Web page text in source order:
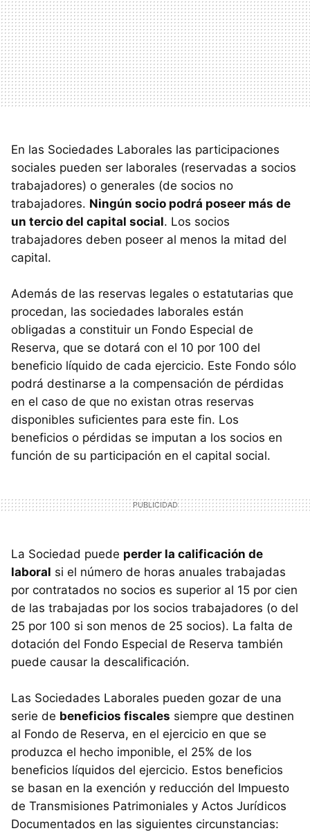
En las Sociedades Laborales las participaciones
sociales pueden ser laborales (reservadas a socios
trabajadores) o generales (de socios no
trabajadores. Ningún socio podrá poseer más de
un tercio del capital social. Los socios
trabajadores deben poseer al menos la mitad del
capital.
Además de las reservas legales o estatutarias que
procedan, las sociedades laborales están
obligadas a constituir un Fondo Especial de
Reserva, que se dotará con el 10 por 100 del
beneficio líquido de cada ejercicio. Este Fondo sólo
podrá destinarse a la compensación de pérdidas
en el caso de que no existan otras reservas
disponibles suficientes para este fin. Los
beneficios o pérdidas se imputan a los socios en
función de su participación en el capital social.
La Sociedad puede perder la calificación de
laboral si el número de horas anuales trabajadas
por contratados no socios es superior al 15 por cien
de las trabajadas por los socios trabajadores (o del
25 por 100 si son menos de 25 socios). La falta de
dotación del Fondo Especial de Reserva también
puede causar la descalificación.
Las Sociedades Laborales pueden gozar de una
serie de beneficios fiscales siempre que destinen
al Fondo de Reserva, en el ejercicio en que se
produzca el hecho imponible, el 25% de los
beneficios líquidos del ejercicio. Estos beneficios
se basan en la exención y reducción del Impuesto
de Transmisiones Patrimoniales y Actos Jurídicos
Documentados en las siguientes circunstancias: